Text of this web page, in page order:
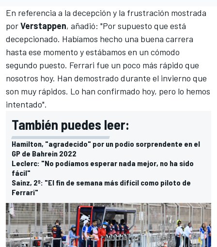
En referencia a la decepción y la frustración mostrada
porVerstappen, añadió: "Por supuesto que está
decepcionado. Habíamos hecho una buena carrera
hasta ese momento y estábamos en un cómodo
segundo puesto. Ferrari fue un poco más rápido que
nosotros hoy. Han demostrado durante el invierno que
son muy rápidos. Lo han confirmado hoy, pero lo hemos
intentado".
También puedes leer:
Hamilton, "agradecido" por un podio sorprendente en el
GP de Bahrein 2022
Leclerc: "No podíamos esperar nada mejor, no ha sido
fácil"
Sainz, 2º: "El fin de semana más difícil como piloto de
Ferrari"